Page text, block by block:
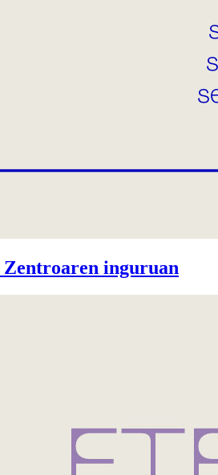
Zentroaren inguruan